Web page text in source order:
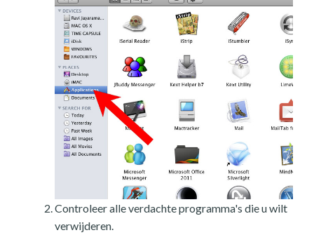
Controleer alle verdachte programma's die u wilt
verwijderen.